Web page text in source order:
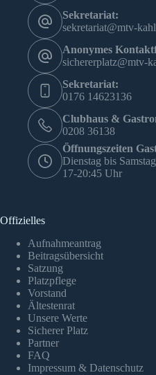
Sekretariat:
sekretariat@mtv-
Anonymes
sichererplatz@mtv-
Sekretariat:
0176 14623136
Clubhaus &
0208 36138
Öffnungszeiten
Dienstag bis
17-20:45 Uhr
Offizielles
Aufnahmeantrag
Beitragsübersicht
Satzung
Platzpflege
Vorstand
Ältestenrat
Unsere Werte
Sicherer Platz
Partner
FAQ
Impressum & Datenschutz